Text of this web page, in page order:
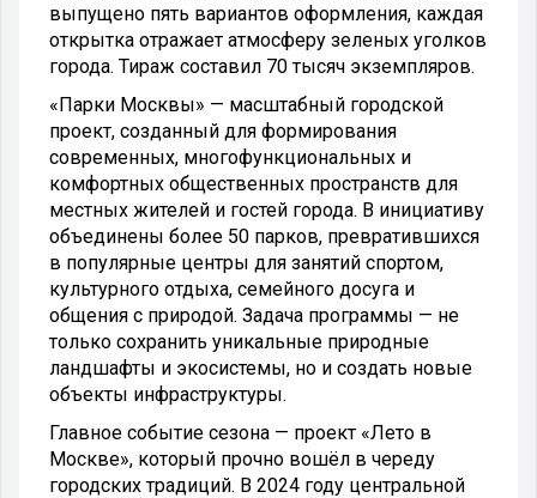
выпущено пять вариантов оформления, каждая
открытка отражает атмосферу зеленых уголков
города. Тираж составил 70 тысяч экземпляров.
«Парки Москвы» — масштабный городской
проект, созданный для формирования
современных, многофункциональных и
комфортных общественных пространств для
местных жителей и гостей города. В инициативу
объединены более 50 парков, превратившихся
в популярные центры для занятий спортом,
культурного отдыха, семейного досуга и
общения с природой. Задача программы — не
только сохранить уникальные природные
ландшафты и экосистемы, но и создать новые
объекты инфраструктуры.
Главное событие сезона — проект «Лето в
Москве», который прочно вошёл в череду
городских традиций. В 2024 году центральной